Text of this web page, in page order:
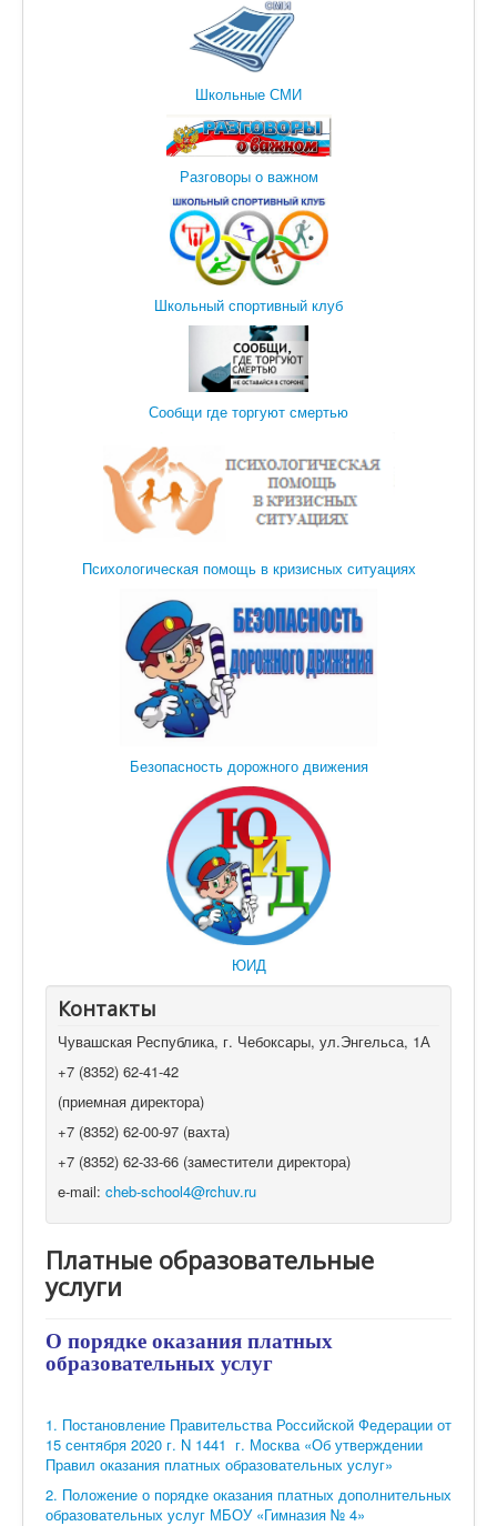
Школьные СМИ
Разговоры о важном
Школьный спортивный клуб
Сообщи где торгуют смертью
Психологическая помощь в кризисных ситуациях
Безопасность дорожного движения
ЮИД
Контакты
Чувашская Республика, г. Чебоксары, ул.Энгельса, 1А
+7 (8352) 62-41-42
(приемная директора)
+7 (8352) 62-00-97 (вахта)
+7 (8352) 62-33-66 (заместители директора)
e-mail: cheb-school4@rchuv.ru
Платные образовательные
услуги
О порядке оказания платных
образовательных услуг
1. Постановление Правительства Российской Федерации от
15 сентября 2020 г. N 1441 г. Москва «Об утверждении
Правил оказания платных образовательных услуг»
2. Положение о порядке оказания платных дополнительных
образовательных услуг МБОУ «Гимназия № 4»